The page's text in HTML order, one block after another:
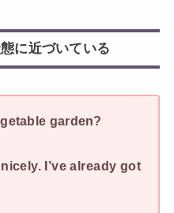
に近づいている
garden?
nicely. I’ve already got